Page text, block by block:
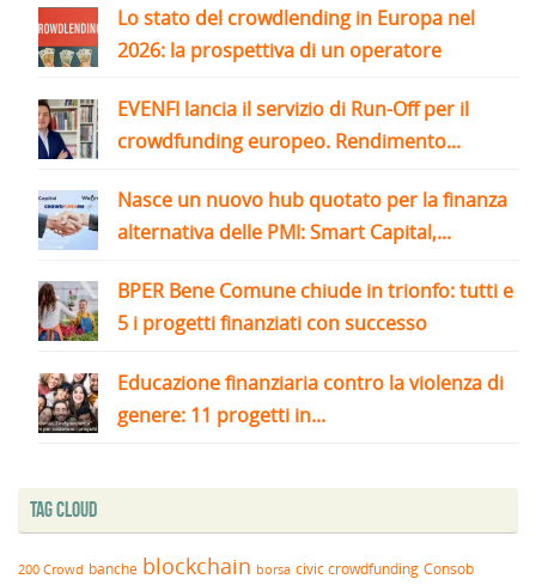
Lo stato del crowdlending in Europa nel
2026: la prospettiva di un operatore
EVENFI lancia il servizio di Run-Off per il
crowdfunding europeo. Rendimento...
Nasce un nuovo hub quotato per la finanza
alternativa delle PMI: Smart Capital,...
BPER Bene Comune chiude in trionfo: tutti e
5 i progetti finanziati con successo
Educazione finanziaria contro la violenza di
genere: 11 progetti in...
Tag Cloud
200 Crowd banche blockchain borsa civic crowdfunding Consob